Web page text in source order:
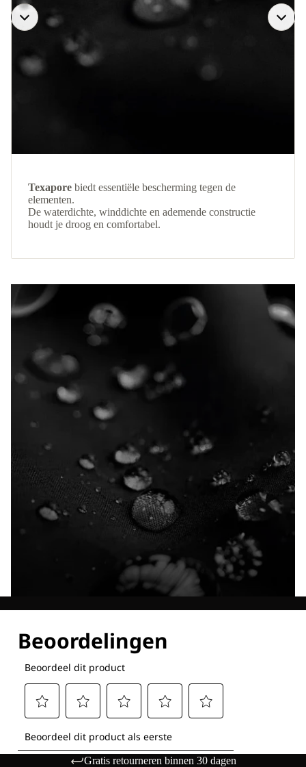
Texapore biedt essentiële bescherming tegen de
elementen.
De waterdichte, winddichte en ademende constructie
houdt je droog en comfortabel.
Gratis retourneren binnen 30 dagen